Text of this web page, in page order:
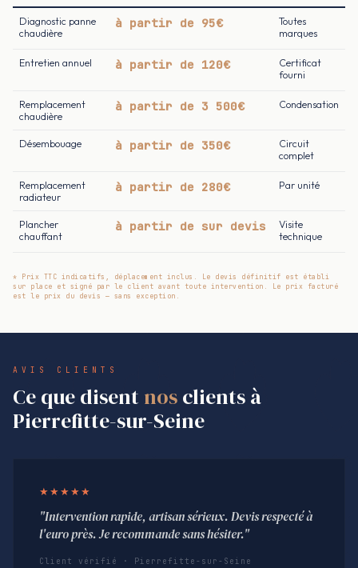
Diagnostic panne
chaudière
à partir de 95€
Toutes
marques
Entretien annuel à partir de 120€
Certificat
fourni
Remplacement
chaudière
à partir de 3 500€ Condensation
Désembouage à partir de 350€
Circuit
complet
Remplacement
radiateur
à partir de 280€ Par unité
Plancher
chauffant
à partir de sur devis
Visite
technique
* Prix TTC indicatifs, déplacement inclus. Le devis définitif est établi
sur place et signé par le client avant toute intervention. Le prix facturé
est le prix du devis — sans exception.
AVIS CLIENTS
Ce que disent nosclients à
Pierrefitte-sur-Seine
★★★★★
"Intervention rapide, artisan sérieux. Devis respecté à
l'euro près. Je recommande sans hésiter."
Client vérifié · Pierrefitte-sur-Seine